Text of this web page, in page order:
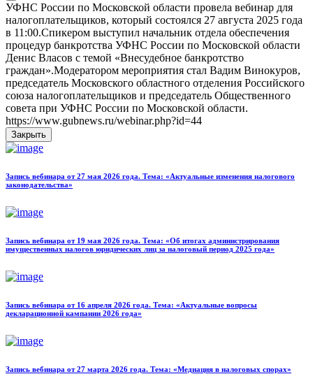
УФНС России по Московской области провела вебинар для
налогоплательщиков, который состоялся 27 августа 2025 года
в 11:00.Спикером выступил начальник отдела обеспечения
процедур банкротства УФНС России по Московской области
Денис Власов с темой «Внесудебное банкротство
граждан».Модератором мероприятия стал Вадим Винокуров,
председатель Московского областного отделения Российского
союза налогоплательщиков и председатель Общественного
совета при УФНС России по Московской области.
https://www.gubnews.ru/webinar.php?id=44
Закрыть
Запись вебинара от 27 мая 2026 года. Тема: «Актуальные изменения налогового
законодательства»
Запись вебинара от 19 мая 2026 года. Тема: «Об итогах администрирования
имущественных налогов юридических лиц за налоговый период 2025 года»
Запись вебинара от 16 апреля 2026 года. Тема: «Актуальные вопросы
декларационной кампании 2026 года»
Запись вебинара от 27 марта 2026 года. Тема: «Медиация в налоговых спорах»